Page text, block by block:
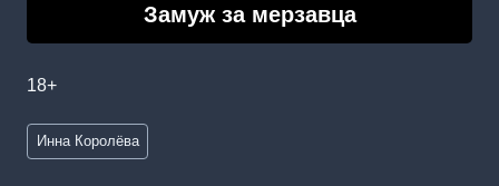
Замуж за мерзавца
18+
Метки
записи:
Инна Королёва